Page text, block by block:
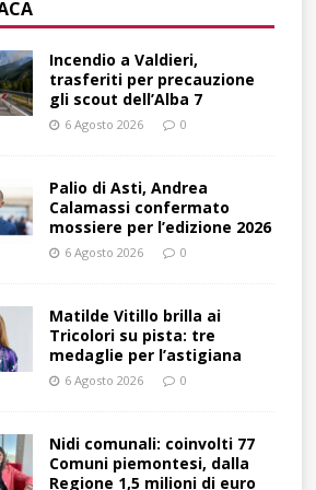
Incendio a Valdieri,
trasferiti per precauzione
gli scout dell’Alba 7
6 Agosto 2026 0
Palio di Asti, Andrea
Calamassi confermato
mossiere per l’edizione 2026
6 Agosto 2026 0
Matilde Vitillo brilla ai
Tricolori su pista: tre
medaglie per l’astigiana
6 Agosto 2026 0
Nidi comunali: coinvolti 77
Comuni piemontesi, dalla
Regione 1,5 milioni di euro